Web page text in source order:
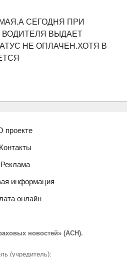
СЕГОДНЯ ПРИ
ВЫДАЕТ
НЕ ОПЛАЧЕН.ХОТЯ В
проекте
Контакты
Реклама
информация
онлайн
новостей» (АСН).
(учредитель):